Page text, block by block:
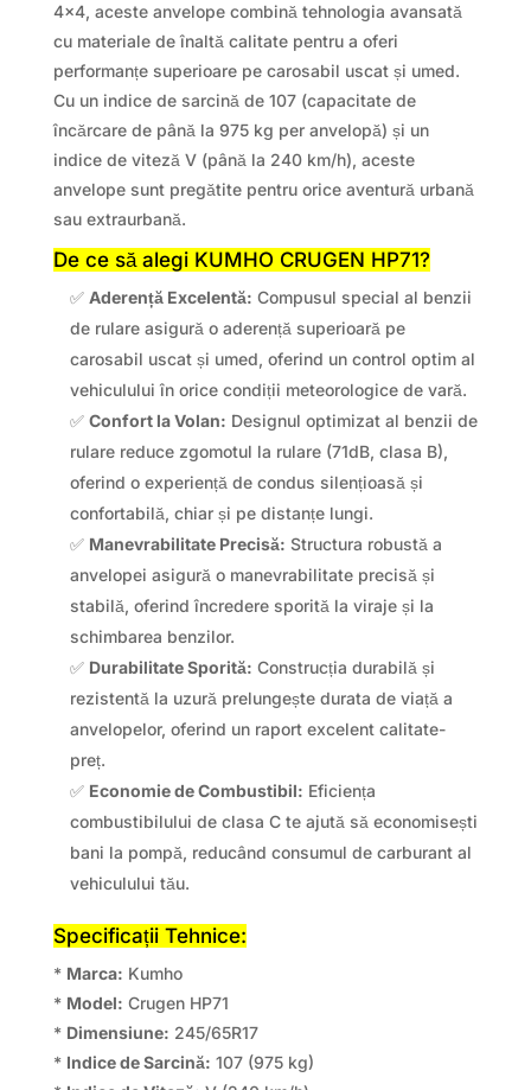
4×4, aceste anvelope combină tehnologia avansată
cu materiale de înaltă calitate pentru a oferi
performanțe superioare pe carosabil uscat și umed.
Cu un indice de sarcină de 107 (capacitate de
încărcare de până la 975 kg per anvelopă) și un
indice de viteză V (până la 240 km/h), aceste
anvelope sunt pregătite pentru orice aventură urbană
sau extraurbană.
De ce să alegi KUMHO CRUGEN HP71?
✅ Aderență Excelentă: Compusul special al benzii
de rulare asigură o aderență superioară pe
carosabil uscat și umed, oferind un control optim al
vehiculului în orice condiții meteorologice de vară.
✅ Confort la Volan: Designul optimizat al benzii de
rulare reduce zgomotul la rulare (71dB, clasa B),
oferind o experiență de condus silențioasă și
confortabilă, chiar și pe distanțe lungi.
✅ Manevrabilitate Precisă: Structura robustă a
anvelopei asigură o manevrabilitate precisă și
stabilă, oferind încredere sporită la viraje și la
schimbarea benzilor.
✅ Durabilitate Sporită: Construcția durabilă și
rezistentă la uzură prelungește durata de viață a
anvelopelor, oferind un raport excelent calitate-
preț.
✅ Economie de Combustibil: Eficiența
combustibilului de clasa C te ajută să economisești
bani la pompă, reducând consumul de carburant al
vehiculului tău.
Specificații Tehnice:
* Marca: Kumho
* Model: Crugen HP71
* Dimensiune: 245/65R17
* Indice de Sarcină: 107 (975 kg)